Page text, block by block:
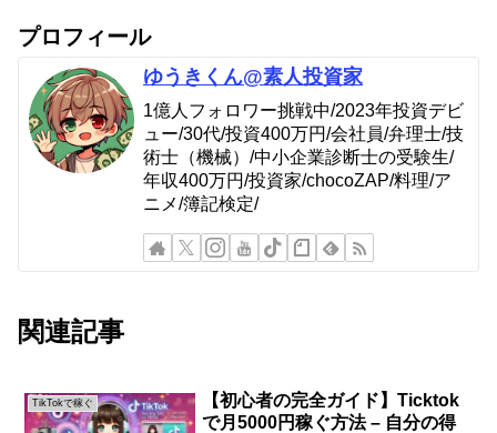
プロフィール
ゆうきくん@素人投資家
1億人フォロワー挑戦中/2023年投資デビ
ュー/30代/投資400万円/会社員/弁理士/技
術士（機械）/中小企業診断士の受験生/
年収400万円/投資家/chocoZAP/料理/ア
ニメ/簿記検定/
関連記事
TikTokで稼ぐ
【初心者の完全ガイド】Ticktok
で月5000円稼ぐ方法 – 自分の得